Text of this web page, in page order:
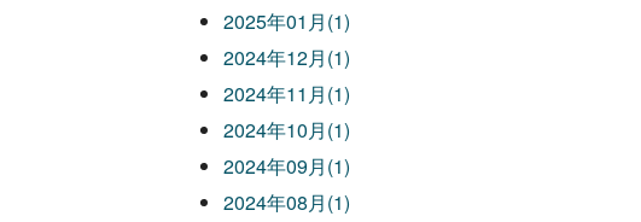
2025年01月(1)
2024年12月(1)
2024年11月(1)
2024年10月(1)
2024年09月(1)
2024年08月(1)